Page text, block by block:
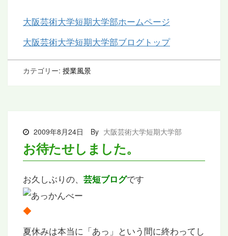
大阪芸術大学短期大学部ホームページ
大阪芸術大学短期大学部ブログトップ
カテゴリー: 授業風景
2009年8月24日 By 大阪芸術大学短期大学部
お待たせしました。
お久しぶりの、 芸短ブログです
◆
夏休みは本当に「あっ」という間に終わってし